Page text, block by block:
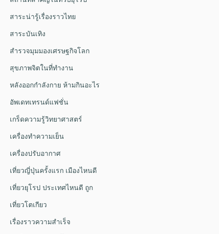
สาระน่ารู้เรื่องราวไทย
สาระบันเทิง
สำรวจมุมมองเศรษฐกิจโลก
สุขภาพจิตในที่ทำงาน
หลังออกกําลังกาย ห้ามกินอะไร
อัพเดทเทรนด์แฟชั่น
เกร็ดความรู้วิทยาศาสตร์
เครื่องทำความเย็น
เครื่องปรับอากาศ
เที่ยวญี่ปุ่นครั้งแรก เมืองไหนดี
เที่ยวยุโรป ประเทศไหนดี ถูก
เที่ยวโตเกียว
เรื่องราวความสำเร็จ